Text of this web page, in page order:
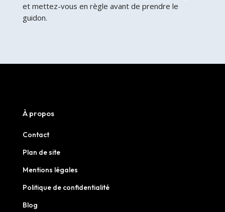
et mettez-vous en règle avant de prendre le
guidon.
À propos
Contact
Plan de site
Mentions légales
Politique de confidentialité
Blog